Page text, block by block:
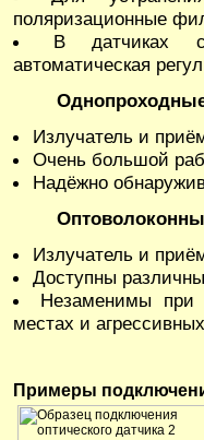
поляризационные
В датчиках с
автоматическая
Излучатель и
Очень большой
Надёжно
Излучатель и
Доступны
Незаменимы при
местах и
Примеры